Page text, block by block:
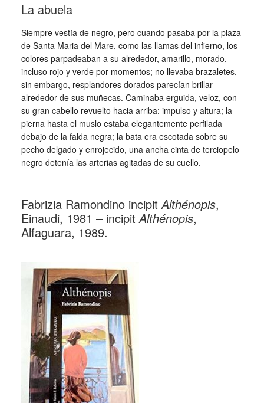
La abuela
Siempre vestía de negro, pero cuando pasaba por la plaza
de Santa Maria del Mare, como las llamas del infierno, los
colores parpadeaban a su alrededor, amarillo, morado,
incluso rojo y verde por momentos; no llevaba brazaletes,
sin embargo, resplandores dorados parecían brillar
alrededor de sus muñecas. Caminaba erguida, veloz, con
su gran cabello revuelto hacia arriba: impulso y altura; la
pierna hasta el muslo estaba elegantemente perfilada
debajo de la falda negra; la bata era escotada sobre su
pecho delgado y enrojecido, una ancha cinta de terciopelo
negro detenía las arterias agitadas de su cuello.
Fabrizia Ramondino incipitAlthénopis,
Einaudi, 1981 – incipitAlthénopis,
Alfaguara, 1989.